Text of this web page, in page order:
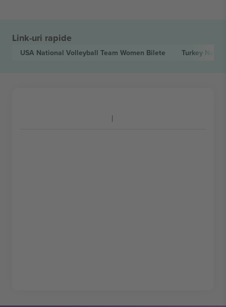
Link-uri rapide
USA National Volleyball Team Women Bilete Turkey